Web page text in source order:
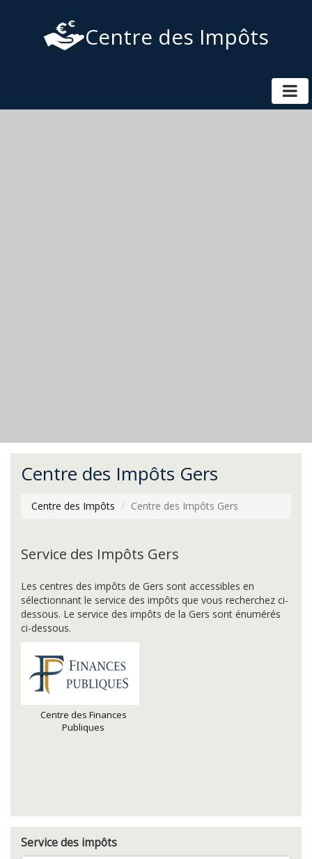
Centre des Impôts
Centre des Impôts Gers
Centre des Impôts Centre des Impôts Gers
Service des Impôts Gers
Les centres des impôts de Gers sont accessibles en
sélectionnant le service des impôts que vous recherchez ci-
dessous. Le service des impôts de la Gers sont énumérés
ci-dessous.
Centre des Finances
Publiques
Service des impôts